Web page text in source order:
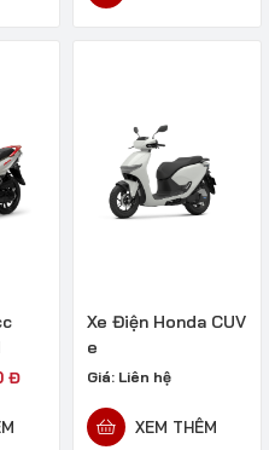
Đ
Xe Điện Honda CUV
e
Giá: Liên hệ
XEM THÊM